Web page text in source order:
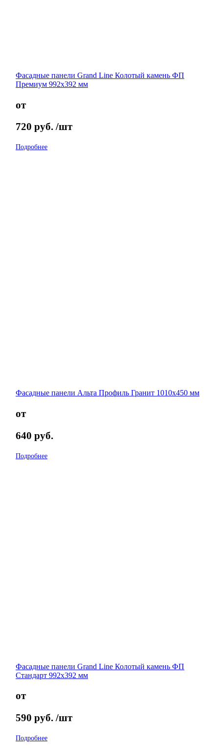
Фасадные панели Grand Line Колотый камень ФП
Премиум 992х392 мм
от
720 руб. /шт
Подробнее
Фасадные панели Альта Профиль Гранит 1010х450 мм
от
640 руб.
Подробнее
Фасадные панели Grand Line Колотый камень ФП
Стандарт 992х392 мм
от
590 руб. /шт
Подробнее